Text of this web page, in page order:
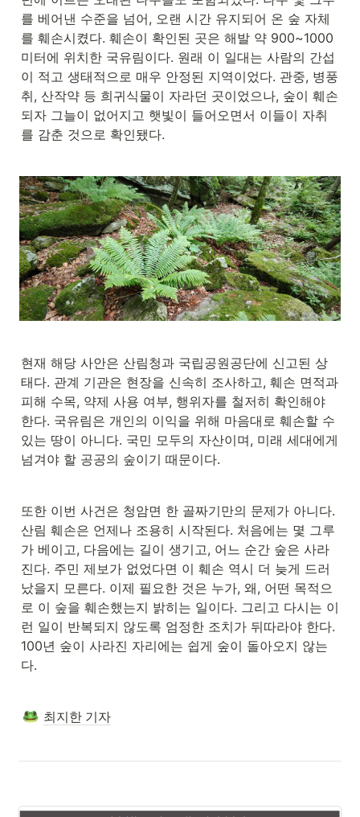
를 베어낸 수준을 넘어, 오랜 시간 유지되어 온 숲 자체
를 훼손시켰다. 훼손이 확인된 곳은 해발 약 900~1000
미터에 위치한 국유림이다. 원래 이 일대는 사람의 간섭
이 적고 생태적으로 매우 안정된 지역이었다. 관중, 병풍
취, 산작약 등 희귀식물이 자라던 곳이었으나, 숲이 훼손
되자 그늘이 없어지고 햇빛이 들어오면서 이들이 자취
를 감춘 것으로 확인됐다.
현재 해당 사안은 산림청과 국립공원공단에 신고된 상
태다. 관계 기관은 현장을 신속히 조사하고, 훼손 면적과
피해 수목, 약제 사용 여부, 행위자를 철저히 확인해야
한다. 국유림은 개인의 이익을 위해 마음대로 훼손할 수
있는 땅이 아니다. 국민 모두의 자산이며, 미래 세대에게
넘겨야 할 공공의 숲이기 때문이다.
또한 이번 사건은 청암면 한 골짜기만의 문제가 아니다.
산림 훼손은 언제나 조용히 시작된다. 처음에는 몇 그루
가 베이고, 다음에는 길이 생기고, 어느 순간 숲은 사라
진다. 주민 제보가 없었다면 이 훼손 역시 더 늦게 드러
났을지 모른다. 이제 필요한 것은 누가, 왜, 어떤 목적으
로 이 숲을 훼손했는지 밝히는 일이다. 그리고 다시는 이
런 일이 반복되지 않도록 엄정한 조치가 뒤따라야 한다.
100년 숲이 사라진 자리에는 쉽게 숲이 돌아오지 않는
다.
최지한 기자